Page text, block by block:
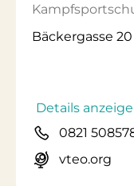
Bäckergasse
Details
0821
vteo.org